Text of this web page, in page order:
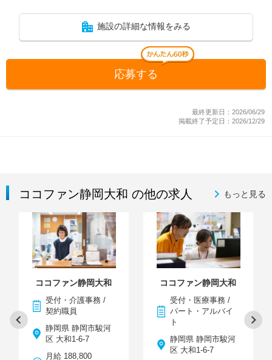
施設の詳細な情報をみる
応募する
最終更新日：2026/06/29
掲載終了予定日：2026/12/29
ココファン静岡大和 の他の求人 もっと見る
ココファン静岡大和
受付・介護事務 /
契約職員
静岡県 静岡市駿河
区 大和1-6-7
月給 188,800
ココファン静岡大和
受付・医療事務 /
パート・アルバイ
ト
静岡県 静岡市駿河
区 大和1-6-7